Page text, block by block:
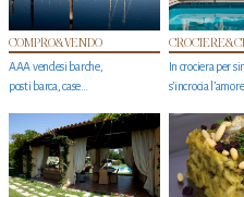
COMPRO&VENDO
AAA vendesi barche,
posti barca, case…
In crociera per
s'incrocia